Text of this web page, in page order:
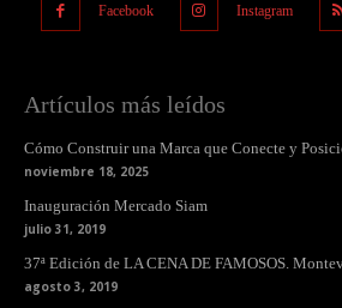
Facebook Instagram
Artículos más leídos
Cómo Construir una Marca que Conecte y
noviembre 18, 2025
Inauguración Mercado Siam
julio 31, 2019
37ª Edición de LA CENA DE FAMOSOS.
agosto 3, 2019